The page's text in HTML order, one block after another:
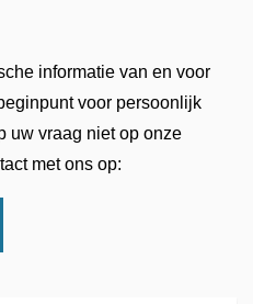
informatie van en voor
voor persoonlijk
uw vraag niet op onze
met ons op: